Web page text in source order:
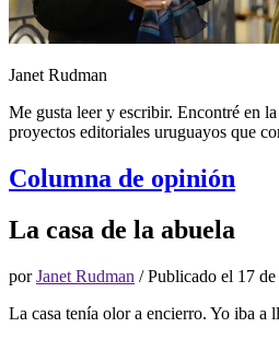
Janet Rudman
Me gusta leer y escribir. Encontré en
proyectos editoriales uruguayos que
Columna de opinión
La casa de la abuela
porJanet Rudman / Publicado el 17
La casa tenía olor a encierro. Yo iba a